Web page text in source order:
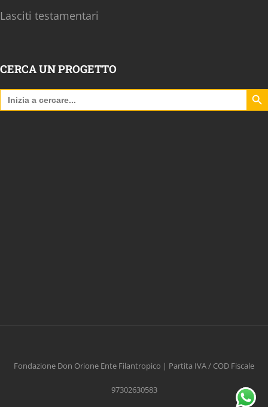
Lasciti testamentari
CERCA UN PROGETTO
Search
for:
Search
Fondazione Don Orione Ente Filantropico | Partita IVA / COD Fiscale
97302630583